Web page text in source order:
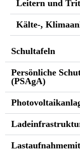
Leitern und
Kälte-,
Schultafeln
Persönliche
(PSAgA)